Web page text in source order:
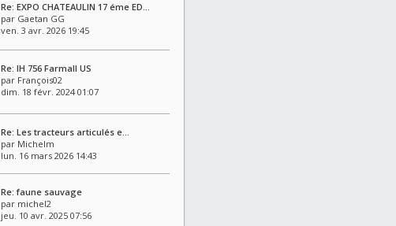
Re: EXPO CHATEAULIN 17 éme ED…
par Gaetan GG
ven. 3 avr. 2026 19:45
Re: IH 756 Farmall US
par François02
dim. 18 févr. 2024 01:07
Re: Les tracteurs articulés e…
par Michelm
lun. 16 mars 2026 14:43
Re: faune sauvage
par michel2
jeu. 10 avr. 2025 07:56